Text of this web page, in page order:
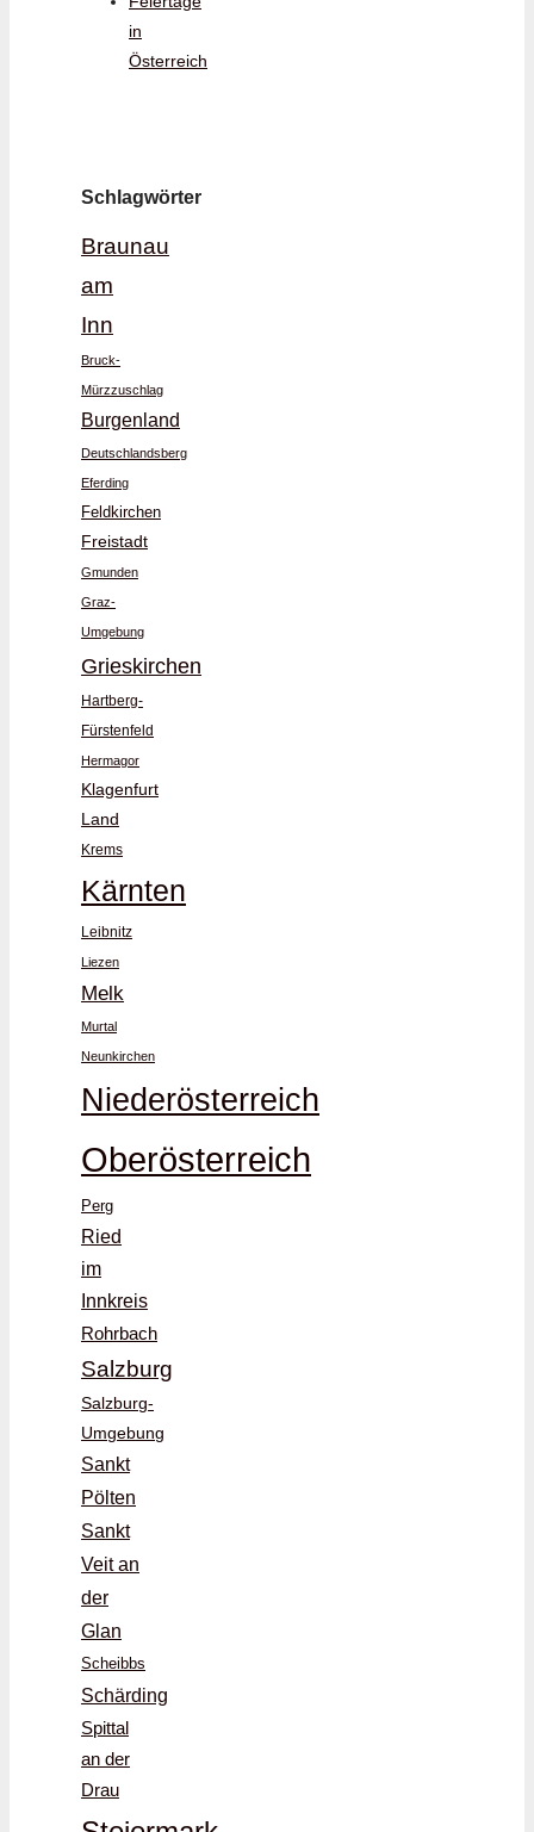
in
Österreich
Schlagwörter
Braunau
am
Inn
Bruck-
Mürzzuschlag
Burgenland
Deutschlandsberg
Eferding
Feldkirchen
Freistadt
Gmunden
Graz-
Umgebung
Grieskirchen
Hartberg-
Fürstenfeld
Hermagor
Klagenfurt
Land
Krems
Kärnten
Leibnitz
Liezen
Melk
Murtal
Neunkirchen
Niederösterreich
Oberösterreich
Perg
Ried
im
Innkreis
Rohrbach
Salzburg
Salzburg-
Umgebung
Sankt
Pölten
Sankt
Veit an
der
Glan
Scheibbs
Schärding
Spittal
an der
Drau